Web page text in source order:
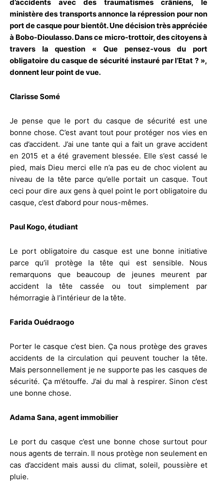
d’accidents avec des traumatismes crâniens, le
ministère des transports annonce la répression pour non
port de casque pour bientôt. Une décision très appréciée
à Bobo-Dioulasso. Dans ce micro-trottoir, des citoyens à
travers la question « Que pensez-vous du port
obligatoire du casque de sécurité instauré par l’Etat ? »,
donnent leur point de vue.
Clarisse Somé
Je pense que le port du casque de sécurité est une
bonne chose. C’est avant tout pour protéger nos vies en
cas d’accident. J’ai une tante qui a fait un grave accident
en 2015 et a été gravement blessée. Elle s’est cassé le
pied, mais Dieu merci elle n’a pas eu de choc violent au
niveau de la tête parce qu’elle portait un casque. Tout
ceci pour dire aux gens à quel point le port obligatoire du
casque, c’est d’abord pour nous-mêmes.
Paul Kogo, étudiant
Le port obligatoire du casque est une bonne initiative
parce qu’il protège la tête qui est sensible. Nous
remarquons que beaucoup de jeunes meurent par
accident la tête cassée ou tout simplement par
hémorragie à l’intérieur de la tête.
Farida Ouédraogo
Porter le casque c’est bien. Ça nous protège des graves
accidents de la circulation qui peuvent toucher la tête.
Mais personnellement je ne supporte pas les casques de
sécurité. Ça m’étouffe. J’ai du mal à respirer. Sinon c’est
une bonne chose.
Adama Sana, agent immobilier
Le port du casque c’est une bonne chose surtout pour
nous agents de terrain. Il nous protège non seulement en
cas d’accident mais aussi du climat, soleil, poussière et
pluie.